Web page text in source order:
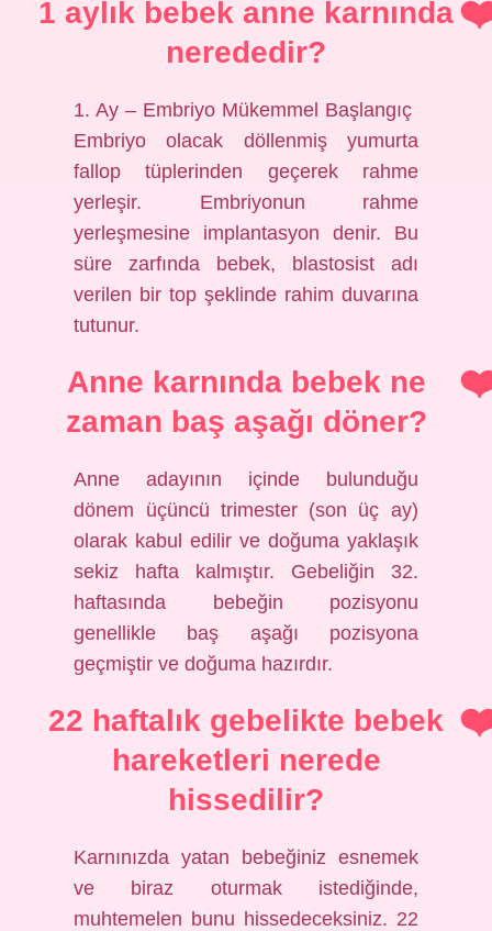
1 aylık bebek anne karnında
nerededir?
1. Ay – Embriyo Mükemmel Başlangıç ​​
Embriyo olacak döllenmiş yumurta
fallop tüplerinden geçerek rahme
yerleşir. Embriyonun rahme
yerleşmesine implantasyon denir. Bu
süre zarfında bebek, blastosist adı
verilen bir top şeklinde rahim duvarına
tutunur.
Anne karnında bebek ne
zaman baş aşağı döner?
Anne adayının içinde bulunduğu
dönem üçüncü trimester (son üç ay)
olarak kabul edilir ve doğuma yaklaşık
sekiz hafta kalmıştır. Gebeliğin 32.
haftasında bebeğin pozisyonu
genellikle baş aşağı pozisyona
geçmiştir ve doğuma hazırdır.
22 haftalık gebelikte bebek
hareketleri nerede
hissedilir?
Karnınızda yatan bebeğiniz esnemek
ve biraz oturmak istediğinde,
muhtemelen bunu hissedeceksiniz. 22